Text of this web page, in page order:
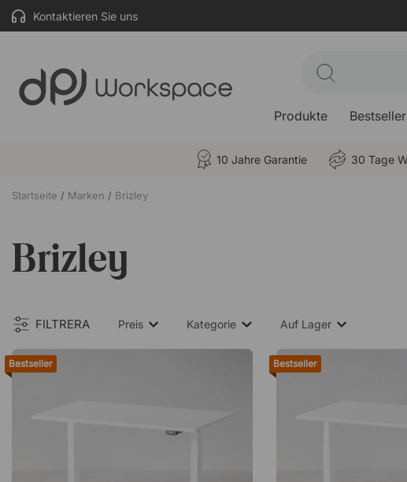
Kontaktieren Sie uns
Produkte Bestseller
10 Jahre Garantie 30 Tage
Startseite Marken Brizley
Brizley
FILTRERA Preis Kategorie Auf Lager
Bestseller Bestseller